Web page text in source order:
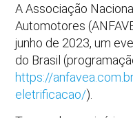
A Associação
Automotores
junho de 2023, um
do Brasil
https://
eletrificacao/).